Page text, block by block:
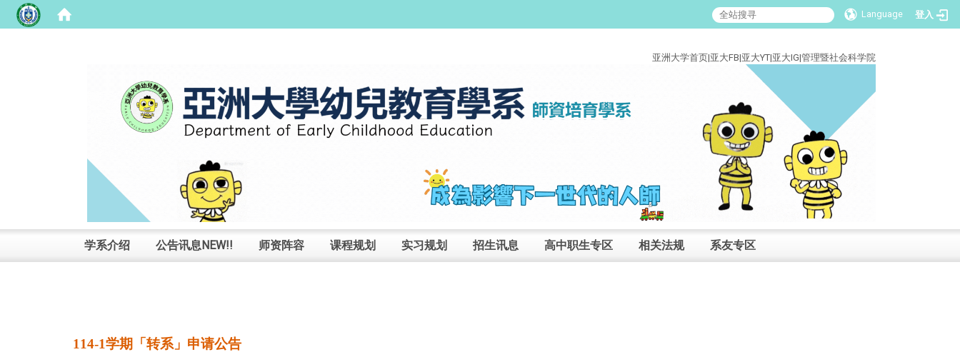
Language 登入
亚洲大学首页|亚大FB|亚大YT|亚大IG|管理暨社会科学院
学系介绍 公告讯息NEW!! 师资阵容 课程规划 实习规划 招生讯息 高中职生专区 相关法规 系友专区
114-1学期「转系」申请公告